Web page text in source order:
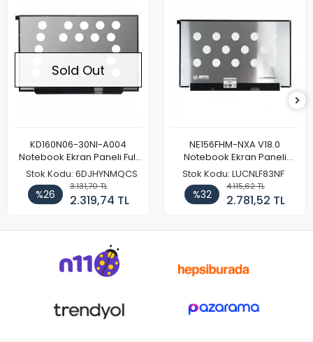
Sold Out
KD160N06-30NI-A004
Notebook Ekran Paneli Full
HD
Stok Kodu: 6DJHYNMQCS
%26
3.131,70 TL
2.319,74 TL
NE156FHM-NXA V18.0
Notebook Ekran Paneli
144Hz
Stok Kodu: LUCNLF83NF
%32
4.115,62 TL
2.781,52 TL